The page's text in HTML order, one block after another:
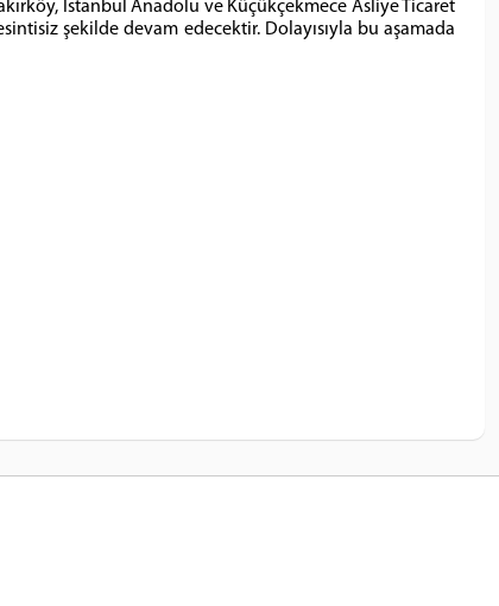
İstanbul Anadolu ve Küçükçekmece Asliye Ticaret
şekilde devam edecektir. Dolayısıyla bu aşamada